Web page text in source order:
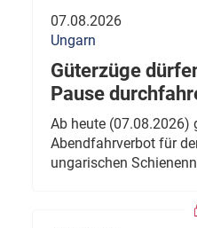
07.08.2026
Ungarn
Güterzüge
Pause
Ab heute (07.08.2026)
Abendfahrverbot für
ungarischen